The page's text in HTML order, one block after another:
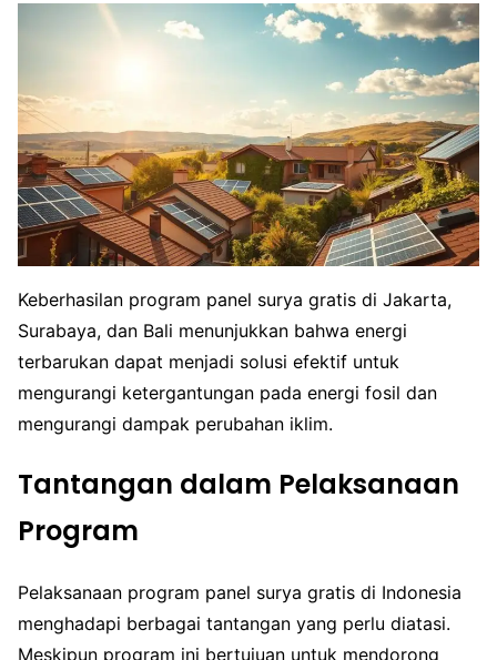
Keberhasilan program panel surya gratis di Jakarta,
Surabaya, dan Bali menunjukkan bahwa energi
terbarukan dapat menjadi solusi efektif untuk
mengurangi ketergantungan pada energi fosil dan
mengurangi dampak perubahan iklim.
Tantangan dalam Pelaksanaan
Program
Pelaksanaan program panel surya gratis di Indonesia
menghadapi berbagai tantangan yang perlu diatasi.
Meskipun program ini bertujuan untuk mendorong